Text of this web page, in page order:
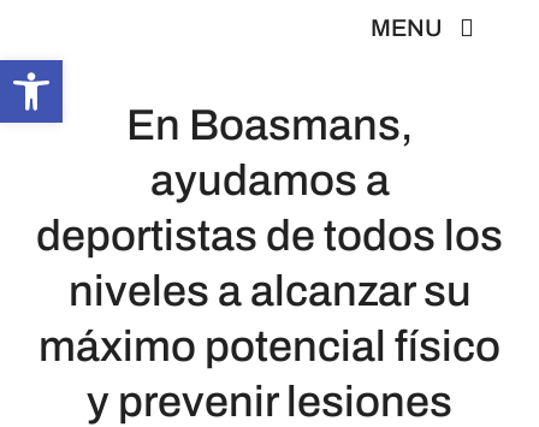
Abrir barra de herramientas
to
content
MENU
Inicio
En Boas Mans
Fisioterapia
Tratamientos
En Boasmans,
ayudamos a
deportistas de todos los
niveles a alcanzar su
máximo potencial físico
y prevenir lesiones